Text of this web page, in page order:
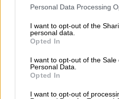
Please note that this website/
not limited to your visit or usage
grant or deny consent to Google
use your data for below
consent section.
Personal Data Processing
I want to opt-out of the
personal data.
Opted In
I want to opt-out of the Sale
Personal Data.
Opted In
I want to opt-out of
τουρκικό αλιευτικό
Μπέι», που
συγκρούστηκε με το
05.50 το πρωί (04.50
επικοινωνία με τους
ενώ το